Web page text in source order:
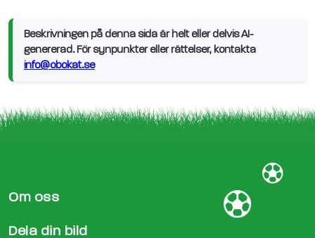
Beskrivningen på denna sida är helt eller delvis AI-
genererad. För synpunkter eller rättelser, kontakta
info@obokat.se
Om oss
Dela din bild